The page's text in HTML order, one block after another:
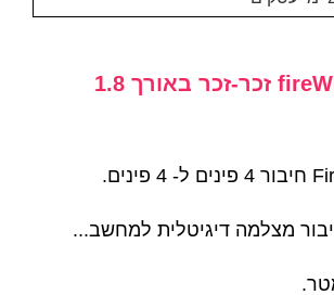
כבל fireWire 4P זכר-זכר באורך 1.8
מצלמה דיגיטלית למחשב...